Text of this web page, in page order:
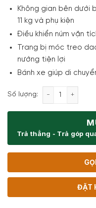
Không gian bên dưới
11 kg và phụ kiện
Điều khiển núm vặn
Trang bị móc treo
nướng tiện lợi
Bánh xe giúp di
Số lượng: Bếp nướng
Trả thẳng - Trả góp
ĐẶT